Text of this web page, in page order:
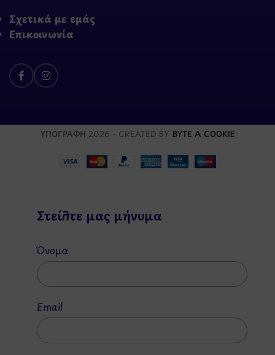
Σχετικά με εμάς
Επικοινωνία
ΥΠΟΓΡΑΦΗ 2026 - CREATED BY BYTE A COOKIE
Στείλτε μας μήνυμα
Όνομα
Email